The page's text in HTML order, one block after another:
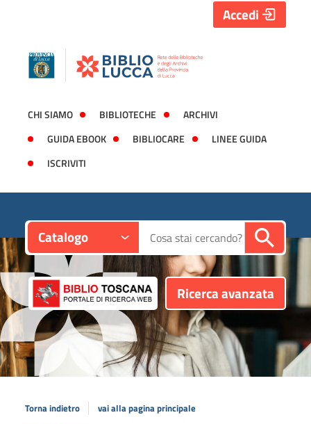
CHI SIAMO BIBLIOTECHE
ARCHIVI
GUIDA EBOOK
BIBLIOCARE
LINEE GUIDA
ISCRIVITI
Accedi
Catalogo Cerca su "Catalogo"
Ricerca avanzata
Torna indietro vai alla pagina principale